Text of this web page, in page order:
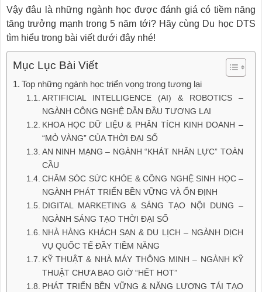
Vậy đâu là những ngành học được đánh giá có tiềm năng
tăng trưởng mạnh trong 5 năm tới? Hãy cùng Du học DTS
tìm hiểu trong bài viết dưới đây nhé!
Mục Lục Bài Viết
Top những ngành học triển vọng trong tương lại
ARTIFICIAL INTELLIGENCE (AI) & ROBOTICS –
NGÀNH CÔNG NGHỆ DẪN ĐẦU TƯƠNG LAI
KHOA HỌC DỮ LIỆU & PHÂN TÍCH KINH DOANH –
“MỎ VÀNG” CỦA THỜI ĐẠI SỐ
AN NINH MẠNG – NGÀNH “KHÁT NHÂN LỰC” TOÀN
CẦU
CHĂM SÓC SỨC KHỎE & CÔNG NGHỆ SINH HỌC –
NGÀNH PHÁT TRIỂN BỀN VỮNG VÀ ỔN ĐỊNH
DIGITAL MARKETING & SÁNG TẠO NỘI DUNG –
NGÀNH SÁNG TẠO THỜI ĐẠI SỐ
NHÀ HÀNG KHÁCH SẠN & DU LỊCH – NGÀNH DỊCH
VỤ QUỐC TẾ ĐẦY TIỀM NĂNG
KỸ THUẬT & NHÀ MÁY THÔNG MINH – NGÀNH KỸ
THUẬT CHƯA BAO GIỜ “HẾT HOT”
PHÁT TRIỂN BỀN VỮNG & NĂNG LƯỢNG TÁI TẠO